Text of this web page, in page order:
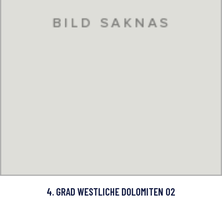
4. GRAD WESTLICHE DOLOMITEN 02